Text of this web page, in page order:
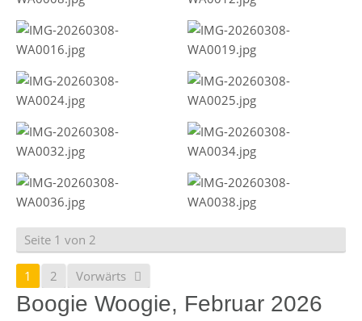
Seite 1 von 2
1 2 Vorwärts
Boogie Woogie, Februar 2026